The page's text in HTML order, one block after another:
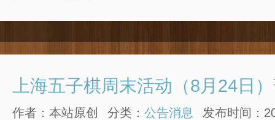
上海五子棋周末活动（8月24日
作者：本站原创 分类： 公告消息 发布时间：